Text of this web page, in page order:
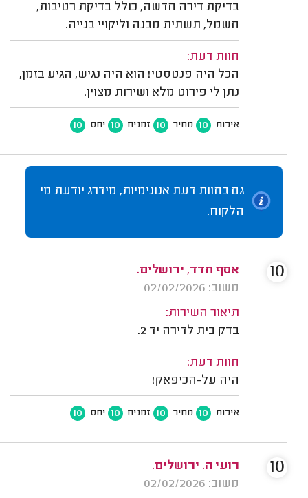
בדיקת דירה חדשה, כולל בדיקת רטיבות,
חשמל, תשתית מבנה וליקויי בנייה.
חוות דעת:
הכל היה פנטסטי! הוא היה נגיש, הגיע בזמן,
נתן לי פירוט מלא ושירות מצוין.
איכות 10 מחיר 10 זמנים 10 יחס 10
גם בחוות דעת אנונימיות, מידרג יודעת מי
הלקוח.
אסף חדד, ירושלים.
משוב: 02/02/2026
תיאור השירות:
בדק בית לדירה יד 2.
חוות דעת:
היה על-הכיפאק!
איכות 10 מחיר 10 זמנים 10 יחס 10
10
רועי ה. ירושלים.
משוב: 02/02/2026
10